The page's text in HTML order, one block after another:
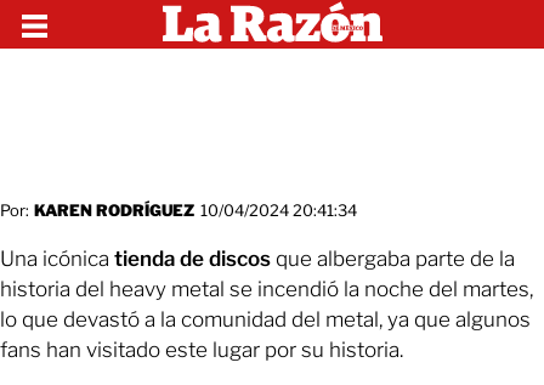
Por: KAREN RODRÍGUEZ 10/04/2024 20:41:34
Una icónica tienda de discos que albergaba parte de la
historia del heavy metal se incendió la noche del martes,
lo que devastó a la comunidad del metal, ya que algunos
fans han visitado este lugar por su historia.